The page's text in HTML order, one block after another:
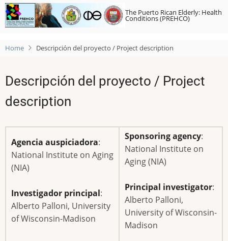
Skip
to
content
The Puerto Rican Elderly: Health
Conditions (PREHCO)
Home Descripción del proyecto / Project description
Descripción del proyecto / Project
description
Agencia auspiciadora:
National Institute on Aging
(NIA)
Investigador principal:
Alberto Palloni, University
of Wisconsin-Madison
Sponsoring agency:
National Institute on
Aging (NIA)
Principal investigator:
Alberto Palloni,
University of Wisconsin-
Madison